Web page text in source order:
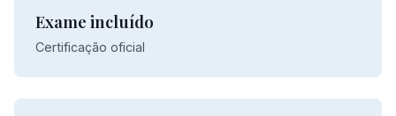
Exame incluído
Certificação oficial